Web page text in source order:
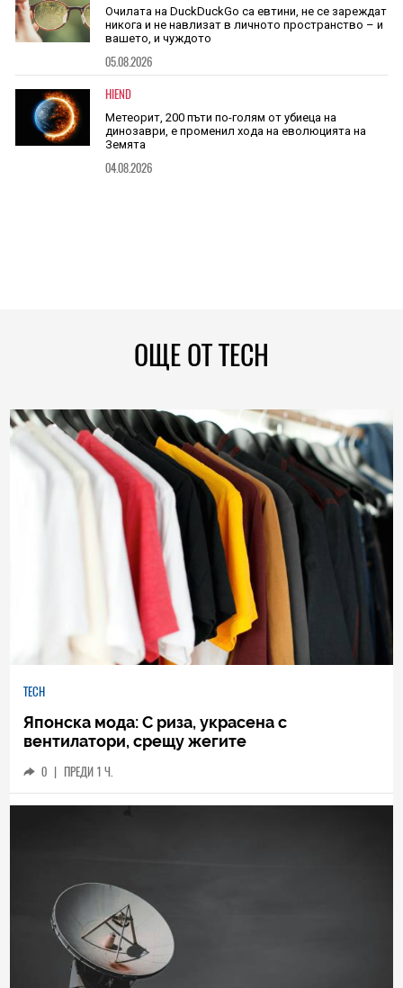
Очилата на DuckDuckGo са евтини, не се зареждат
никога и не навлизат в личното пространство – и
вашето, и чуждото
05.08.2026
HIEND
Метеорит, 200 пъти по-голям от убиеца на
динозаври, е променил хода на еволюцията на
Земята
04.08.2026
ОЩЕ ОТ TECH
TECH
Японска мода: С риза, украсена с
вентилатори, срещу жегите
0 | ПРЕДИ 1 Ч.